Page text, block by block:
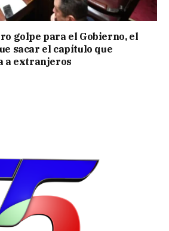
golpe para el Gobierno, el
sacar el capítulo que
a extranjeros